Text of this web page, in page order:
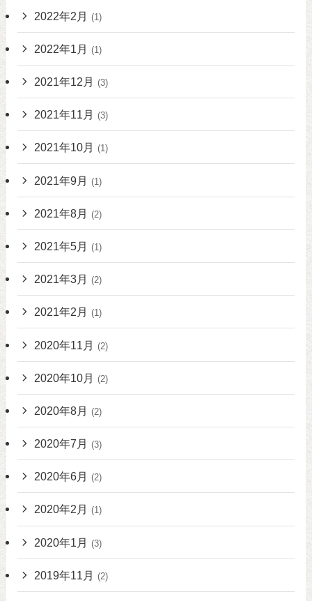
2022年2月 (1)
2022年1月 (1)
2021年12月 (3)
2021年11月 (3)
2021年10月 (1)
2021年9月 (1)
2021年8月 (2)
2021年5月 (1)
2021年3月 (2)
2021年2月 (1)
2020年11月 (2)
2020年10月 (2)
2020年8月 (2)
2020年7月 (3)
2020年6月 (2)
2020年2月 (1)
2020年1月 (3)
2019年11月 (2)